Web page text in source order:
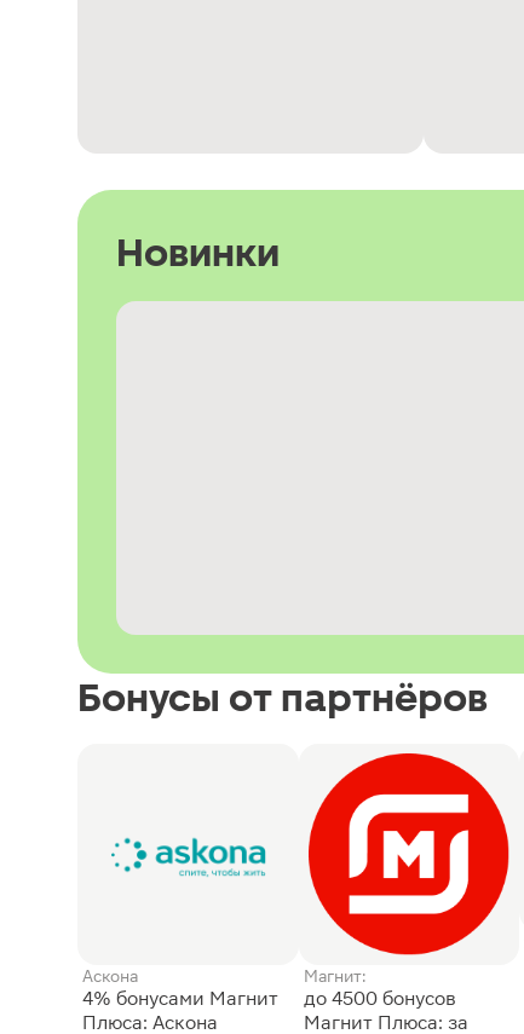
Новинки
Бонусы от партнёров
Аскона
4% бонусами Магнит
Плюса: Аскона
Магнит:
до 4500 бонусов
Магнит Плюса: за